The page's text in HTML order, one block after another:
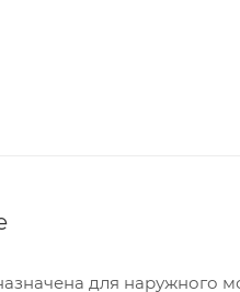
для наружного